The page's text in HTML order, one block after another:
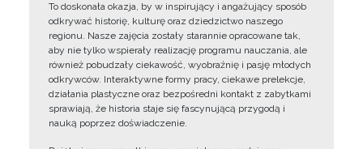
To doskonała okazja, by w inspirujący i angażujący sposób
odkrywać historię, kulturę oraz dziedzictwo naszego
regionu. Nasze zajęcia zostały starannie opracowane tak,
aby nie tylko wspierały realizację programu nauczania, ale
również pobudzały ciekawość, wyobraźnię i pasję młodych
odkrywców. Interaktywne formy pracy, ciekawe prelekcje,
działania plastyczne oraz bezpośredni kontakt z zabytkami
sprawiają, że historia staje się fascynującą przygodą i
nauką poprzez doświadczenie.